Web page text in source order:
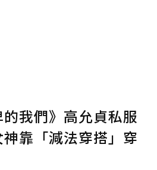
的我們》高允貞私服
靠「減法穿搭」穿